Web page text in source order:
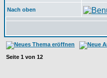
Nach oben
Seite 1 von 12